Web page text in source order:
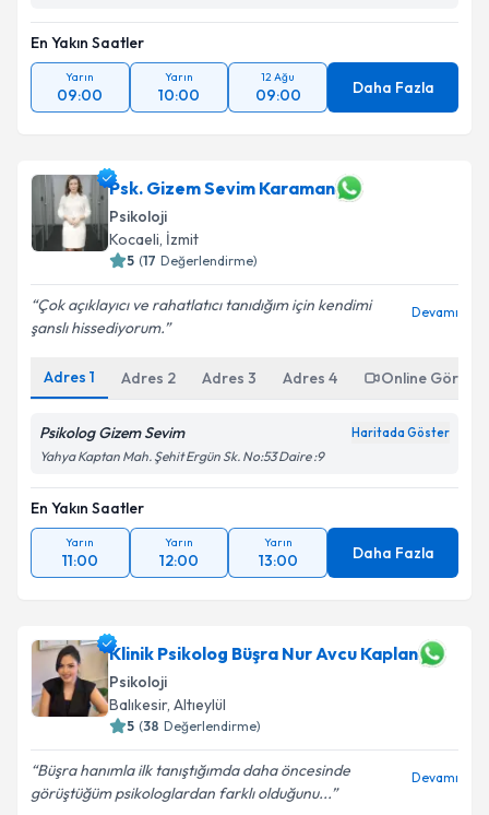
En Yakın Saatler
Yarın
09:00
Yarın
10:00
12 Ağu
09:00 Daha Fazla
Psk. Gizem Sevim Karaman
Psikoloji
Kocaeli, İzmit
5 (17 Değerlendirme)
Çok açıklayıcı ve rahatlatıcı tanıdığım için kendimi
şanslı hissediyorum.
Devamı
Adres 1 Adres 2 Adres 3 Adres 4 Online
Psikolog Gizem Sevim Haritada Göster
Yahya Kaptan Mah. Şehit Ergün Sk. No:53 Daire :9
En Yakın Saatler
Yarın
11:00
Yarın
12:00
Yarın
13:00 Daha Fazla
Klinik Psikolog Büşra Nur Avcu Kaplan
Psikoloji
Balıkesir, Altıeylül
5 (38 Değerlendirme)
Büşra hanımla ilk tanıştığımda daha öncesinde
görüştüğüm psikologlardan farklı olduğunu...
Devamı